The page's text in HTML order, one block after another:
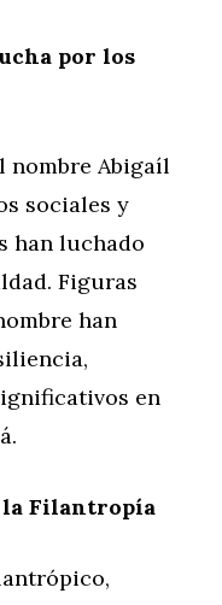
por los
nombre Abigaíl
sociales y
han luchado
Figuras
han
en
la Filantropía